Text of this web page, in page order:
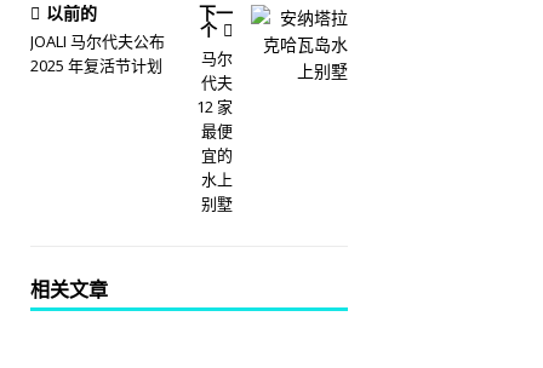
以前的
JOALI 马尔代夫公布
2025 年复活节计划
下一
个
马尔
代夫
12 家
最便
宜的
水上
别墅
相关文章